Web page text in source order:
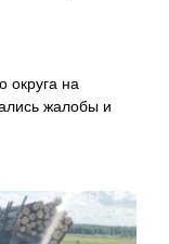
округа на
жалобы и